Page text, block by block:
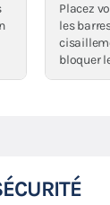
Placez
les
bloquer